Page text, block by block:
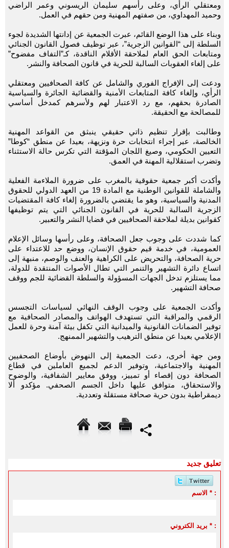
ومعتقلي الرأي، وعلى رأسهم سليمان الريسوني وعمر الراضي
وحميد المهداوي، من صفتهم المهنية ومن حقهم في العمل.
وبناء على هذا الوضع القائم، عبرت الجمعية عن إدانتها الشديدة لجوء
السلطة إلى “القوانين الزجرية”، عبر توظيف فصول القانون الجنائي
ومتابعات الحق العام لملاحقة الأقلام الناقدة، كـ”التفاف مفضوح”
على إلغاء العقوبات السالبة للحرية في قانون الصحافة والنشر.
ودعت إلى الإفراج الفوري والشامل عن كافة الصحافيين ومعتقلي
الرأي، وإلغاء كافة المتابعات الأمنية والقضائية الجائرة والسياسية
الصادرة بحقهم، مع رد الاعتبار لهم ولأسرهم كمدخل أساسي
للمصالحة مع الحقيقة.
وطالبت بإقرار تنظيم ذاتي حقيقي ينبثق من القواعد المهنية
الخالصة، عبر إجراء انتخابات حرة ونزيهة، بعيدا عن منطق “كوطا”
التعيين الحكومي، وصيغ اللجان المؤقتة التي تكرس حالة الاستثناء
وتضرب استقلالية المهنة في العمق.
وأكدت أكبر جمعية حقوقية بالمغرب على ضرورة الملاءمة الفعلية
والشاملة للقوانين الوطنية مع المادة 19 من العهد الدولي للحقوق
المدنية والسياسية، وهو ما يقتضي بالضرورة إلغاء كافة المقتضيات
الزجرية السالبة للحرية في القانون الجنائي التي يتم توظيفها
كقوانين بديلة لملاحقة الصحافيين في قضايا النشر والتعبير.
كما شددت على وجوب جعل الصحافة، وعلى رأسها وسائل الإعلام
العمومية، في خدمة قيم حقوق الإنسان، ووضع حد للاعتداء على
حرية الصحافة، والتحريض على الكراهية والعنف والوصم، منبهة إلى
اتساع دائرة التشهير والتنمر التي تطال الأصوات المنتقدة للدولة،
مما يستلزم تدخل الجهات المسؤولة والسلطة القضائية للجم ووقف
صحافة التشهير.
وأكدت الجمعية على وجوب الوقف النهائي لسياسات التجسس
الرقمي والمراقبة التي تستهدف الهواتف والمصادر الصحافية مع
توفير الضمانات القانونية والميدانية التي تكفل بيئة آمنة وحرة للعمل
الإعلامي بعيدا عن منطق الترهيب والتشهير الممنهج.
ومن جهة أخرى، دعت الجمعية إلى النهوض بأوضاع الصحفيين
المهنية والاجتماعية، وتوفير الدعم لجميع العاملين في قطاع
الصحافة دون إقصاء أو تمييز، ووفق معايير الشفافية، والوضوح
والاستحقاق، متوافق عليها داخل الجسم الصحفي. مؤكدو ألا
ديمقراطية بدون حرية صحافة مستقلة وتعددية.
تعليق جديد
الاسم * :
بريد الكتروني * :